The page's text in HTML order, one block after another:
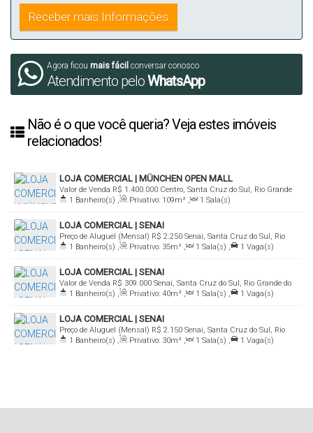
Agora ficou mais fácil conversar conosco
Atendimento peloWhatsApp
Não é o que você queria? Veja estes imóveis
relacionados!
LOJA COMERCIAL | MÜNCHEN OPEN MALL
R$ 1.400.000
Valor de Venda
Centro, Santa Cruz do Sul, Rio Grande
do Sul, Brasil
1 Banheiro(s) , Privativo: 109m² , 1 Sala(s)
LOJA COMERCIAL | SENAI
R$ 2.250
Preço de Aluguel (Mensal)
Senai, Santa Cruz do Sul, Rio
Grande do Sul, Brasil
1 Banheiro(s) , Privativo: 35m² , 1 Sala(s) , 1 Vaga(s)
LOJA COMERCIAL | SENAI
R$ 309.000
Valor de Venda
Senai, Santa Cruz do Sul, Rio Grande do
Sul, Brasil
1 Banheiro(s) , Privativo: 40m² , 1 Sala(s) , 1 Vaga(s)
LOJA COMERCIAL | SENAI
R$ 2.150
Preço de Aluguel (Mensal)
Senai, Santa Cruz do Sul, Rio
Grande do Sul, Brasil
1 Banheiro(s) , Privativo: 30m² , 1 Sala(s) , 1 Vaga(s)